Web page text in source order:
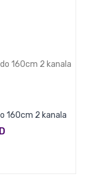
160cm 2 kanala